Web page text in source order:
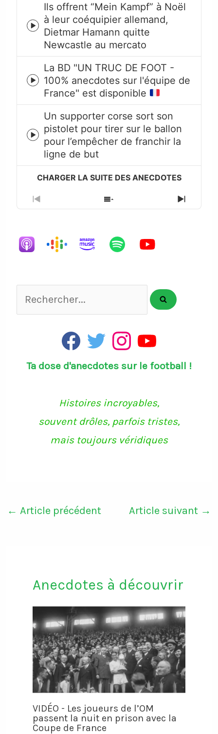
Episode
play
icon
Ils offrent “Mein Kampf” à Noël
à leur coéquipier allemand,
Dietmar Hamann quitte
Newcastle au mercato
Episode
play
icon
La BD "UN TRUC DE FOOT -
100% anecdotes sur l'équipe de
France" est disponible
Episode
play
icon
Un supporter corse sort son
pistolet pour tirer sur le ballon
pour l’empêcher de franchir la
ligne de but
Previous
Episode
Show
Episodes
Next
Episode
Rechercher...
F
a
e
T
t
I
n
t
m
Y
T
Ta dose d'anecdotes sur le football !
Histoires incroyables,
souvent drôles, parfois tristes,
mais toujours véridiques
← Article précédent Article suivant →
Anecdotes à découvrir
VIDÉO - Les joueurs de l’OM
passent la nuit en prison avec la
Coupe de France